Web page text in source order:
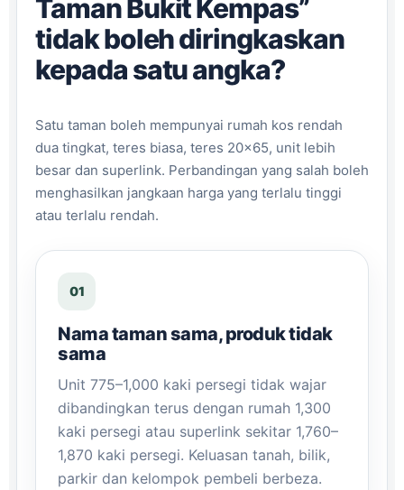
Taman Bukit Kempas”
tidak boleh diringkaskan
kepada satu angka?
Satu taman boleh mempunyai rumah kos rendah
dua tingkat, teres biasa, teres 20×65, unit lebih
besar dan superlink. Perbandingan yang salah boleh
menghasilkan jangkaan harga yang terlalu tinggi
atau terlalu rendah.
01
Nama taman sama, produk tidak
sama
Unit 775–1,000 kaki persegi tidak wajar
dibandingkan terus dengan rumah 1,300
kaki persegi atau superlink sekitar 1,760–
1,870 kaki persegi. Keluasan tanah, bilik,
parkir dan kelompok pembeli berbeza.